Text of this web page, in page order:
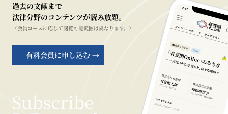
過去の文献まで
法律分野のコンテンツが読み放題。
（会員コースに応じて閲覧可能範囲は異なります。）
有料会員に申し込む →